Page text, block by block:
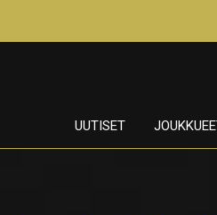
UUTISET